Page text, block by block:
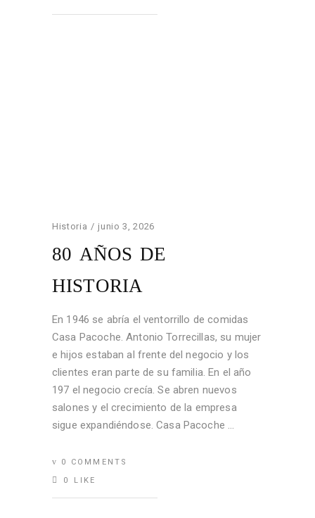
Historia junio 3, 2026
80 AÑOS DE
HISTORIA
En 1946 se abría el ventorrillo de comidas
Casa Pacoche. Antonio Torrecillas, su mujer
e hijos estaban al frente del negocio y los
clientes eran parte de su familia. En el año
197 el negocio crecía. Se abren nuevos
salones y el crecimiento de la empresa
sigue expandiéndose. Casa Pacoche
0 COMMENTS
0
LIKE